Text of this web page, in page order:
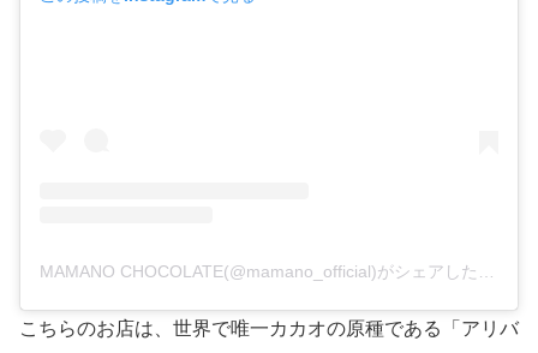
こちらのお店は、世界で唯一カカオの原種である「アリバ